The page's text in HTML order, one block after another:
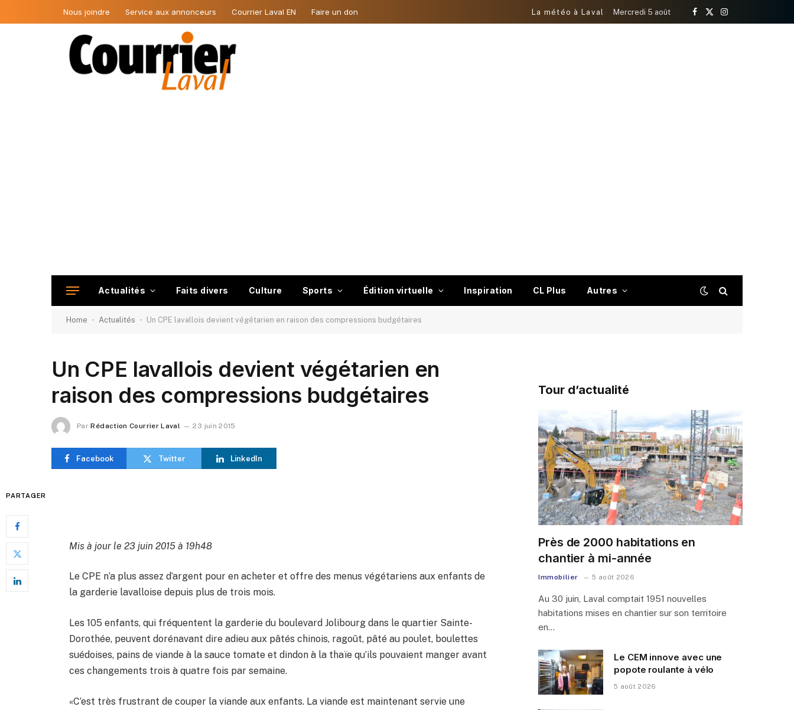
Nous joindre Service aux annonceurs Courrier Laval EN Faire un don La météo à Laval Mercredi 5 août
Facebook
X
Instagram
Actualités Faits divers Culture Sports Édition virtuelle Inspiration CL Plus Autres
Home - Actualités - Un CPE lavallois devient végétarien en raison des compressions budgétaires
Un CPE lavallois devient végétarien en
raison des compressions budgétaires
Par Rédaction Courrier Laval 23 juin 2015
Facebook Twitter LinkedIn
PARTAGER
Mis à jour le 23 juin 2015 à 19h48
Le CPE n’a plus assez d’argent pour en acheter et offre des menus végétariens aux enfants de
la garderie lavalloise depuis plus de trois mois.
Les 105 enfants, qui fréquentent la garderie du boulevard Jolibourg dans le quartier Sainte-
Dorothée, peuvent dorénavant dire adieu aux pâtés chinois, ragoût, pâté au poulet, boulettes
suédoises, pains de viande à la sauce tomate et dindon à la thaïe qu’ils pouvaient manger avant
ces changements trois à quatre fois par semaine.
«C’est très frustrant de couper la viande aux enfants. La viande est maintenant servie une
Tour d’actualité
Près de 2000 habitations en
chantier à mi-année
Immobilier 5 août 2026
Au 30 juin, Laval comptait 1951 nouvelles
habitations mises en chantier sur son territoire
en…
Le CEM innove avec une
popote roulante à vélo
5 août 2026